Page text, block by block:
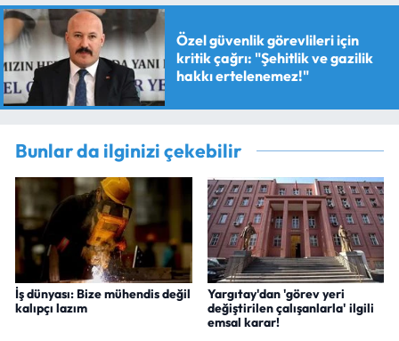
Özel güvenlik görevlileri için
kritik çağrı: "Şehitlik ve gazilik
hakkı ertelenemez!"
Bunlar da ilginizi çekebilir
İş dünyası: Bize mühendis değil
kalıpçı lazım
Yargıtay'dan 'görev yeri
değiştirilen çalışanlarla' ilgili
emsal karar!